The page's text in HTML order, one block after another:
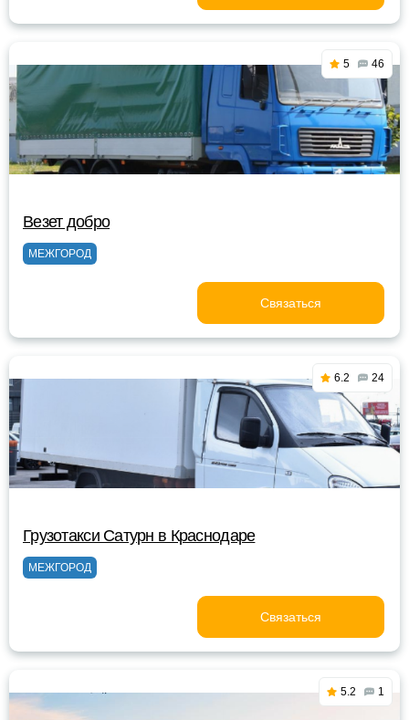
5 46
Везет добро
МЕЖГОРОД
Связаться
6.2 24
Грузотакси Сатурн в Краснодаре
МЕЖГОРОД
Связаться
5.2 1